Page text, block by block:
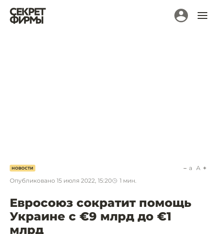
НОВОСТИ
Опубликовано 15 июля 2022, 15:20 1 мин.
a A
Евросоюз сократит помощь
Украине с €9 млрд до €1
млрд